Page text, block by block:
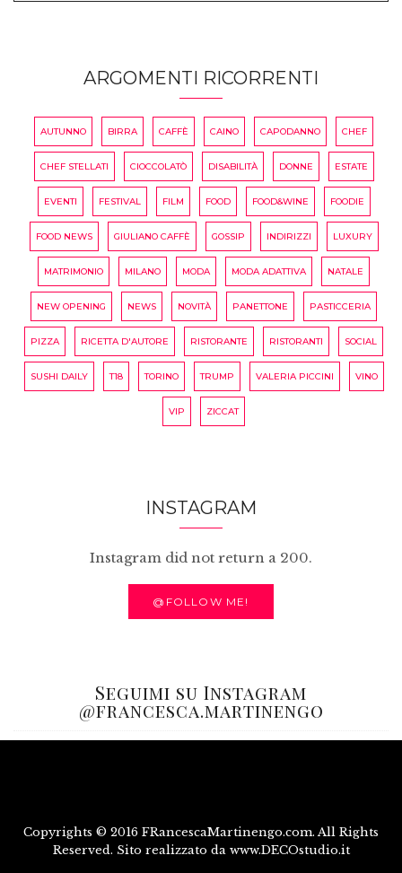
ARGOMENTI RICORRENTI
AUTUNNO BIRRA CAFFÈ CAINO CAPODANNO CHEF
CHEF STELLATI CIOCCOLATÒ DISABILITÀ DONNE ESTATE
EVENTI FESTIVAL FILM FOOD FOOD&WINE FOODIE
FOOD NEWS GIULIANO CAFFÈ GOSSIP INDIRIZZI LUXURY
MATRIMONIO MILANO MODA MODA ADATTIVA NATALE
NEW OPENING NEWS NOVITÀ PANETTONE PASTICCERIA
PIZZA RICETTA D'AUTORE RISTORANTE RISTORANTI SOCIAL
SUSHI DAILY T18 TORINO TRUMP VALERIA PICCINI VINO
VIP ZICCAT
INSTAGRAM
Instagram did not return a 200.
@FOLLOW ME!
Seguimi su Instagram
@francesca.martinengo
Copyrights © 2016 FRancescaMartinengo.com. All Rights
Reserved. Sito realizzato da www.DECOstudio.it